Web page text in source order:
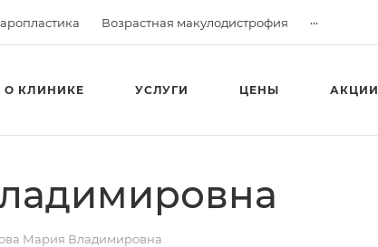
Возрастная макулодистрофия ...
О КЛИНИКЕ УСЛУГИ ЦЕНЫ АКЦИИ
Мария Владимировна